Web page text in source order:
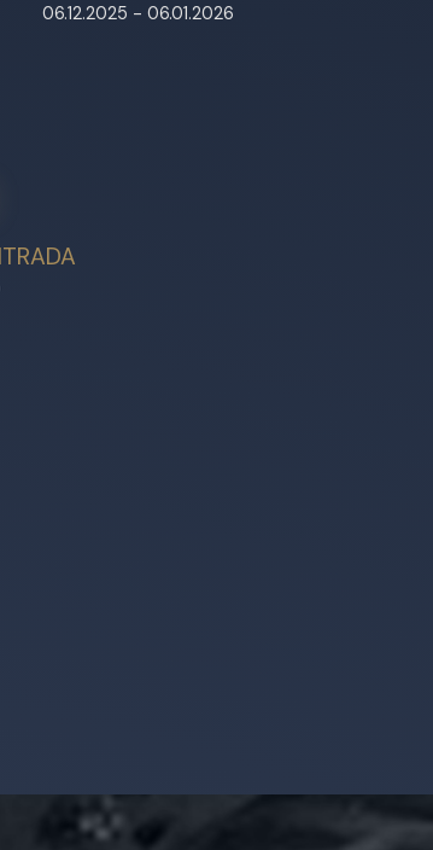
06.12.2025 - 06.01.2026